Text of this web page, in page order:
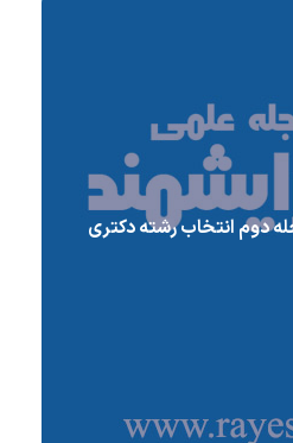
دوم انتخاب رشته دکتری